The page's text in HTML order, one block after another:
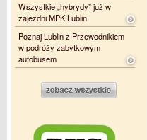
Wszystkie „hybrydy” już w
zajezdni MPK Lublin
Poznaj Lublin z Przewodnikiem
w podróży zabytkowym
autobusem